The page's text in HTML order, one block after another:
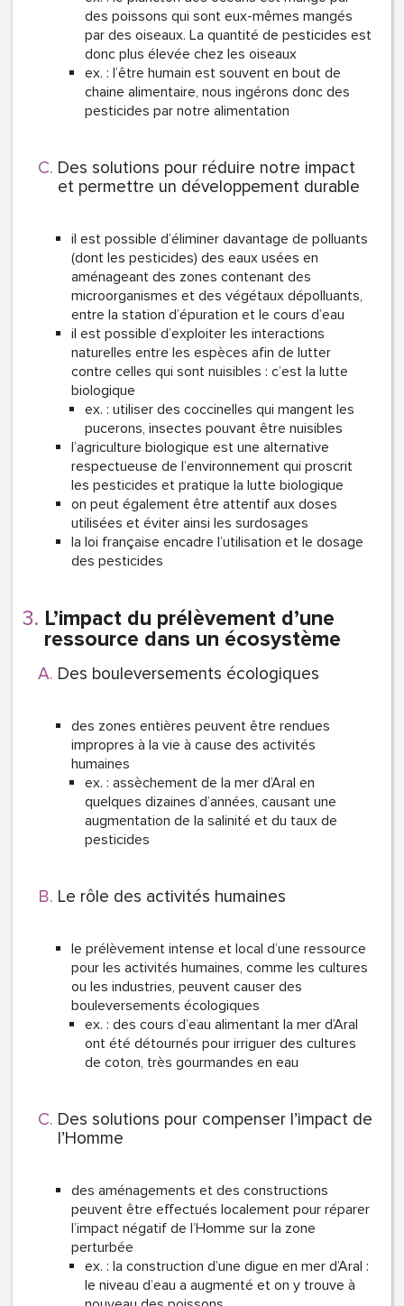
des poissons qui sont eux-mêmes mangés
par des oiseaux. La quantité de pesticides est
donc plus élevée chez les oiseaux
ex. : l’être humain est souvent en bout de
chaine alimentaire, nous ingérons donc des
pesticides par notre alimentation
Des solutions pour réduire notre impact
et permettre un développement durable
il est possible d’éliminer davantage de polluants
(dont les pesticides) des eaux usées en
aménageant des zones contenant des
microorganismes et des végétaux dépolluants,
entre la station d’épuration et le cours d’eau
il est possible d’exploiter les interactions
naturelles entre les espèces afin de lutter
contre celles qui sont nuisibles : c’est la lutte
biologique
ex. : utiliser des coccinelles qui mangent les
pucerons, insectes pouvant être nuisibles
l’agriculture biologique est une alternative
respectueuse de l’environnement qui proscrit
les pesticides et pratique la lutte biologique
on peut également être attentif aux doses
utilisées et éviter ainsi les surdosages
la loi française encadre l’utilisation et le dosage
des pesticides
L’impact du prélèvement d’une
ressource dans un écosystème
Des bouleversements écologiques
des zones entières peuvent être rendues
impropres à la vie à cause des activités
humaines
ex. : assèchement de la mer d’Aral en
quelques dizaines d’années, causant une
augmentation de la salinité et du taux de
pesticides
Le rôle des activités humaines
le prélèvement intense et local d’une ressource
pour les activités humaines, comme les cultures
ou les industries, peuvent causer des
bouleversements écologiques
ex. : des cours d’eau alimentant la mer d’Aral
ont été détournés pour irriguer des cultures
de coton, très gourmandes en eau
Des solutions pour compenser l’impact de
l’Homme
des aménagements et des constructions
peuvent être effectués localement pour réparer
l’impact négatif de l’Homme sur la zone
perturbée
ex. : la construction d’une digue en mer d’Aral :
le niveau d’eau a augmenté et on y trouve à